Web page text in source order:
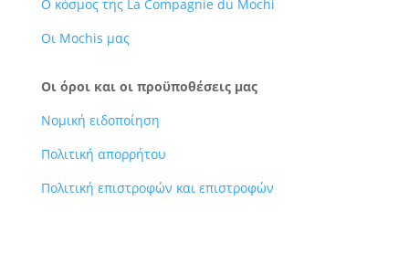
Ο κόσμος της La Compagnie du Mochi
Οι Mochis μας
Οι όροι και οι προϋποθέσεις μας
Νομική ειδοποίηση
Πολιτική απορρήτου
Πολιτική επιστροφών και επιστροφών